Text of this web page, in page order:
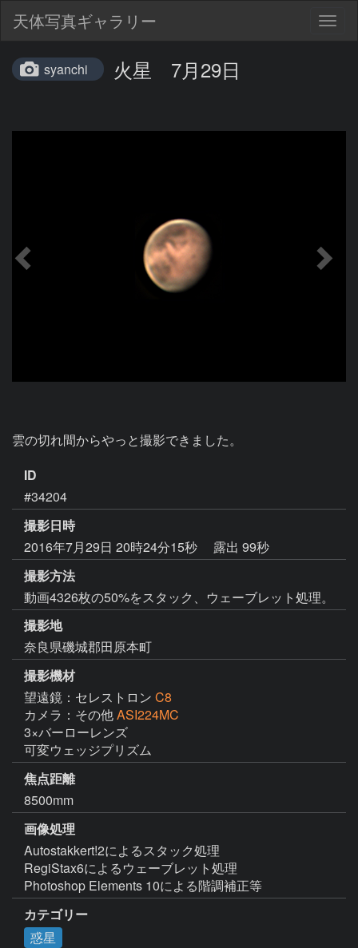
天体写真ギャラリー
syanchi 火星 7月29日
雲の切れ間からやっと撮影できました。
ID
#34204
撮影日時
2016年7月29日 20時24分15秒
露出 99秒
撮影方法
動画4326枚の50%をスタック、ウェーブレット処理。
撮影地
奈良県磯城郡田原本町
撮影機材
望遠鏡：セレストロン C8
カメラ：その他ASI224MC
3×バーローレンズ
可変ウェッジプリズム
焦点距離
8500mm
画像処理
Autostakkert!2によるスタック処理
RegiStax6によるウェーブレット処理
Photoshop Elements 10による階調補正等
カテゴリー
惑星